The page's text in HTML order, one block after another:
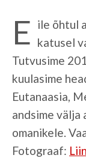
E ile õhtul
katusel
Tutvusime
kuulasime
Eutanaasia,
andsime välja
omanikele.
Fotograaf: